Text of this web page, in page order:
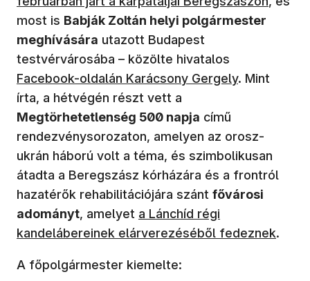
most is Babják Zoltán helyi polgármester
meghívására utazott Budapest
testvérvárosába – közölte hivatalos
Facebook-oldalán Karácsony Gergely. Mint
írta, a hétvégén részt vett a
Megtörhetetlenség 500 napja című
rendezvénysorozaton, amelyen az orosz-
ukrán háború volt a téma, és szimbolikusan
átadta a Beregszász kórházára és a frontról
hazatérők rehabilitációjára szánt fővárosi
adományt, amelyet (új ablakban nyílik meg)
a Lánchíd régi
kandelábereinek elárverezéséből fedeznek.
A főpolgármester kiemelte: